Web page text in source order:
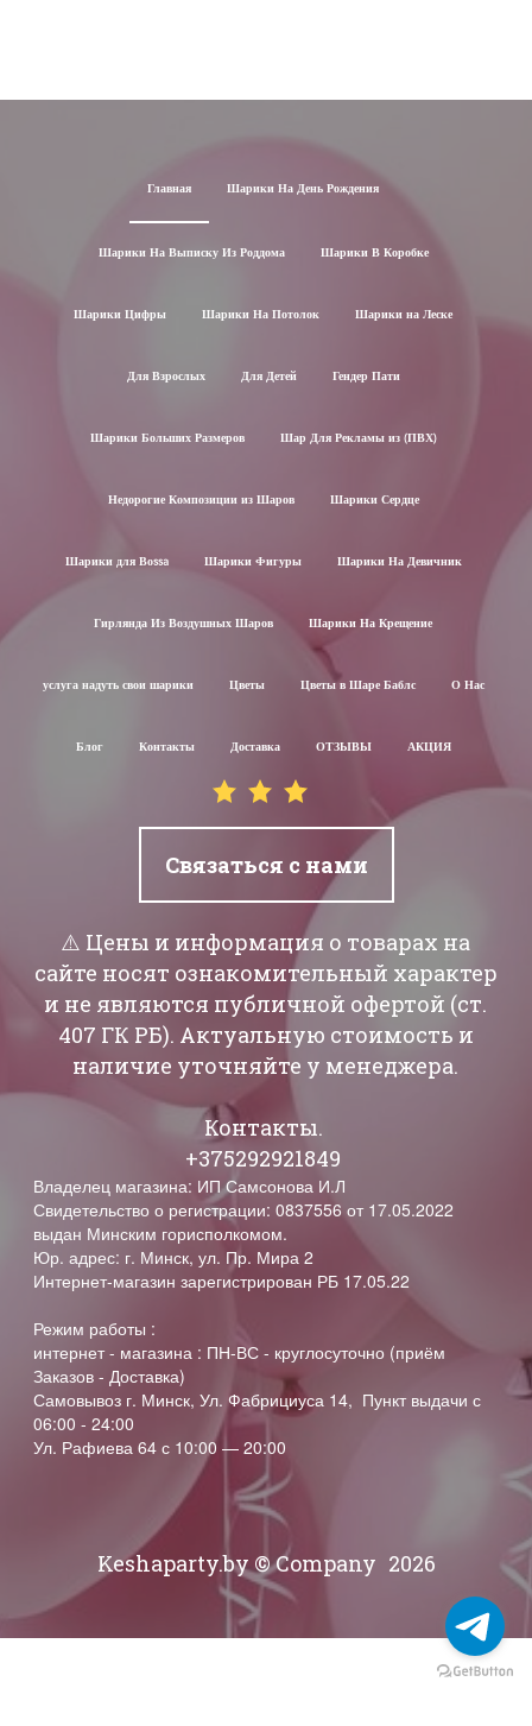
Главная Шарики На День Рождения
Шарики На Выписку Из Роддома Шарики В Коробке
Шарики Цифры Шарики На Потолок Шарики на Леске
Для Взрослых Для Детей Гендер Пати
Шарики Больших Размеров Шар Для Рекламы из (ПВХ)
Недорогие Композиции из Шаров Шарики Сердце
Шарики для Воssa Шарики Фигуры Шарики На Девичник
Гирлянда Из Воздушных Шаров Шарики На Крещение
услуга надуть свои шарики Цветы Цветы в Шаре Баблс О Нас
Блог Контакты Доставка ОТЗЫВЫ АКЦИЯ
Связаться с нами
⚠️ Цены и информация о товарах на
сайте носят ознакомительный характер
и не являются публичной офертой (ст.
407 ГК РБ). Актуальную стоимость и
наличие уточняйте у менеджера.
Контакты.
+375292921849
Владелец магазина: ИП Самсонова И.Л
Свидетельство о регистрации: 0837556 от 17.05.2022
выдан Минским горисполкомом.
Юр. адрес: г. Минск, ул. Пр. Мира 2
Интернет-магазин зарегистрирован РБ 17.05.22
Режим работы :
интернет - магазина : ПН-ВС - круглосуточно (приём
Заказов - Доставка)
Самовывоз г. Минск, Ул. Фабрициуса 14, Пункт выдачи с
06:00 - 24:00
Ул. Рафиева 64 с 10:00 — 20:00
Keshaparty.by © Company 2026